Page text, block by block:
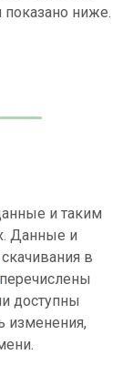
ниже.
и таким
Данные и
в
перечислены
доступны
изменения,